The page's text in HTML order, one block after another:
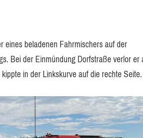
beladenen Fahrmischers auf der
Bei der Einmündung Dorfstraße verlor er
in der Linkskurve auf die rechte Seite.